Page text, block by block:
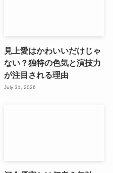
見上愛はかわいいだけじゃ
ない？独特の色気と演技力
が注目される理由
July 31, 2026